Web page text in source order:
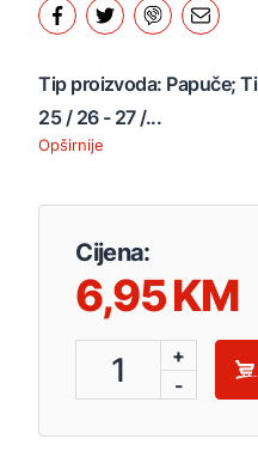
Tip proizvoda: Papuče;
25 / 26 - 27 /...
Opširnije
Cijena:
6,95
1
+
-